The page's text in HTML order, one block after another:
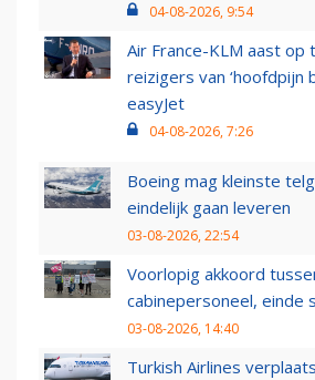
04-08-2026, 9:54
Air France-KLM aast op
reizigers van ‘hoofdpijn
easyJet
04-08-2026, 7:26
Boeing mag kleinste
eindelijk gaan leveren
03-08-2026, 22:54
Voorlopig akkoord
cabinepersoneel, einde
03-08-2026, 14:40
Turkish Airlines